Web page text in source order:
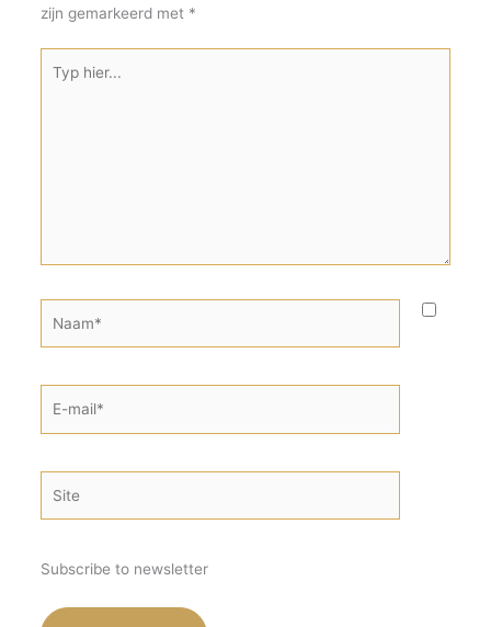
zijn gemarkeerd met *
hier...
mail*
Subscribe to newsletter